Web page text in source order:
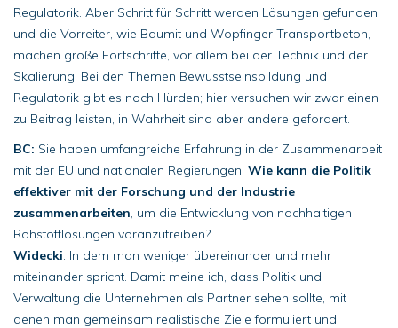
Regulatorik. Aber Schritt für Schritt werden Lösungen gefunden
und die Vorreiter, wie Baumit und Wopfinger Transportbeton,
machen große Fortschritte, vor allem bei der Technik und der
Skalierung. Bei den Themen Bewusstseinsbildung und
Regulatorik gibt es noch Hürden; hier versuchen wir zwar einen
zu Beitrag leisten, in Wahrheit sind aber andere gefordert.
BC: Sie haben umfangreiche Erfahrung in der Zusammenarbeit
mit der EU und nationalen Regierungen. Wie kann die Politik
effektiver mit der Forschung und der Industrie
zusammenarbeiten , um die Entwicklung von nachhaltigen
Rohstofflösungen voranzutreiben?
Widecki: In dem man weniger übereinander und mehr
miteinander spricht. Damit meine ich, dass Politik und
Verwaltung die Unternehmen als Partner sehen sollte, mit
denen man gemeinsam realistische Ziele formuliert und